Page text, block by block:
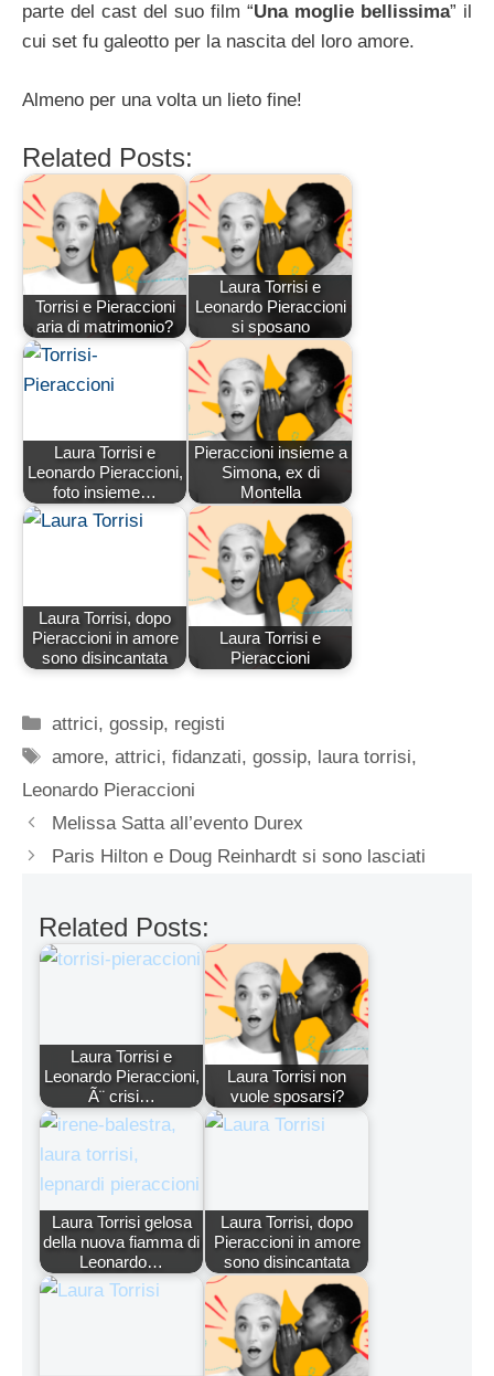
parte del cast del suo film “Una moglie bellissima” il
cui set fu galeotto per la nascita del loro amore.
Almeno per una volta un lieto fine!
Related Posts:
Torrisi e Pieraccioni
aria di matrimonio?
Laura Torrisi e
Leonardo Pieraccioni
si sposano
Laura Torrisi e
Leonardo Pieraccioni,
foto insieme…
Pieraccioni insieme a
Simona, ex di
Montella
Laura Torrisi, dopo
Pieraccioni in amore
sono disincantata
Laura Torrisi e
Pieraccioni
Categorie
attrici,gossip, registi
Tag
amore,attrici,fidanzati,gossip, laura torrisi,
Leonardo Pieraccioni
Melissa Satta all’evento Durex
Paris Hilton e Doug Reinhardt si sono lasciati
Related Posts:
Laura Torrisi e
Leonardo Pieraccioni,
Ã¨ crisi…
Laura Torrisi non
vuole sposarsi?
Laura Torrisi gelosa
della nuova fiamma di
Leonardo…
Laura Torrisi, dopo
Pieraccioni in amore
sono disincantata